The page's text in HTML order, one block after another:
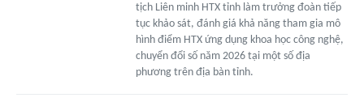
tịch Liên minh HTX tỉnh làm trưởng đoàn tiếp
tục khảo sát, đánh giá khả năng tham gia mô
hình điểm HTX ứng dụng khoa học công nghệ,
chuyển đổi số năm 2026 tại một số địa
phương trên địa bàn tỉnh.